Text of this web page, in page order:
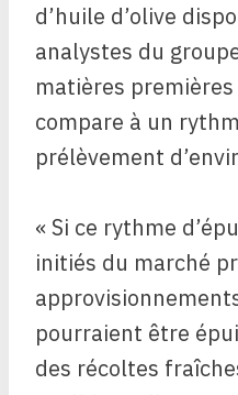
d’huile d’olive
analystes du
matières
compare à un
prélèvement
« Si ce rythme
initiés du marché
pourraient être
des récoltes